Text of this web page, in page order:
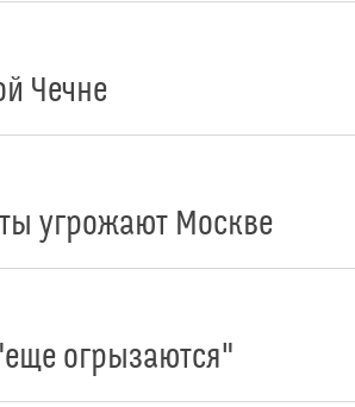
Чечне
угрожают Москве
огрызаются"